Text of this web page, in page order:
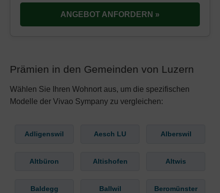
ANGEBOT ANFORDERN »
Prämien in den Gemeinden von Luzern
Wählen Sie Ihren Wohnort aus, um die spezifischen
Modelle der Vivao Sympany zu vergleichen:
Adligenswil Aesch LU Alberswil
Altbüron Altishofen Altwis
Baldegg Ballwil Beromünster